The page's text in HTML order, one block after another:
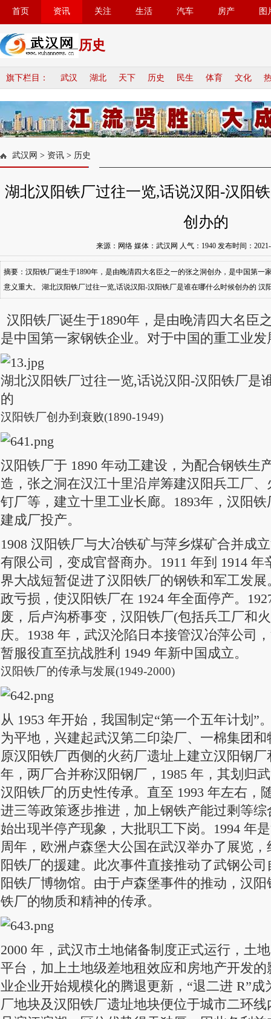
首页 资讯 关注 生活 汽车 房产 图
历史
旗下栏目： 武汉 湖北 天下 历史 民生 体育 文化
武汉网 > 资讯 > 历史
湖北汉阳铁厂过往一览,话说汉阳-汉阳
创办的
来源：网络 媒体：武汉网 人气： 1940 发布时间：
摘要：汉阳铁厂诞生于1890年，是由晚清四大名臣之一的张之洞创办，是中国第一
意义重大。 湖北汉阳铁厂过往一览,话说汉阳-汉阳铁厂是谁在哪什么时候创办的 汉
汉阳铁厂诞生于1890年，是由晚清四大名臣
是中国第一家钢铁企业。对于中国的重工业
湖北汉阳铁厂过往一览,话说汉阳-汉阳铁厂是
的
汉阳铁厂创办到衰败(1890-1949)
汉阳铁厂于 1890 年动工建设，为配合钢铁生
造，张之洞在汉江十里沿岸筹建汉阳兵工厂
钉厂等，建立十里工业长廊。1893年，汉阳
建成厂投产。
1908 汉阳铁厂与大冶铁矿与萍乡煤矿合并成
有限公司，变成官督商办。1911 年到 1914
界大战短暂促进了汉阳铁厂的钢铁和军工发
政亏损，使汉阳铁厂在 1924 年全面停产。
废，后卢沟桥事变，汉阳铁厂(包括兵工厂和
庆。1938 年，武汉沦陷日本接管汉冶萍公司
暂服役直至抗战胜利 1949 年新中国成立。
汉阳铁厂的传承与发展(1949-2000)
从 1953 年开始，我国制定“第一个五年计划”
为平地，兴建起武汉第二印染厂、一棉集团
原汉阳铁厂西侧的火药厂遗址上建立汉阳钢厂
年，两厂合并称汉阳钢厂，1985 年，其划归
汉阳铁厂的历史性传承。直至 1993 年左右，
进三等政策逐步推进，加上钢铁产能过剩等
始出现半停产现象，大批职工下岗。1994 年
周年，欧洲卢森堡大公国在武汉举办了展览
阳铁厂的援建。此次事件直接推动了武钢公
阳铁厂博物馆。由于卢森堡事件的推动，汉
铁厂的物质和精神的传承。
2000 年，武汉市土地储备制度正式运行，土
平台，加上土地级差地租效应和房地产开发
业企业开始规模化的腾退更新，“退二进 R”
厂地块及汉阳铁厂遗址地块便位于城市二环